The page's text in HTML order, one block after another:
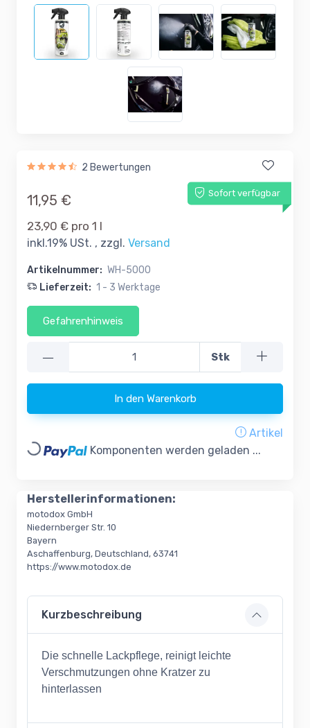
2 Bewertungen
Sofort verfügbar
11,95 €
23,90 € pro 1 l
inkl.19% USt. , zzgl. Versand
Artikelnummer: WH-5000
Lieferzeit: 1 - 3 Werktage
Gefahrenhinweis
— Stk
In den Warenkorb
Artikel
Loading... Komponenten werden geladen ...
Herstellerinformationen:
motodox GmbH
Niedernberger Str. 10
Bayern
Aschaffenburg, Deutschland, 63741
https://www.motodox.de
Kurzbeschreibung
Die schnelle Lackpflege, reinigt leichte
Verschmutzungen ohne Kratzer zu
hinterlassen